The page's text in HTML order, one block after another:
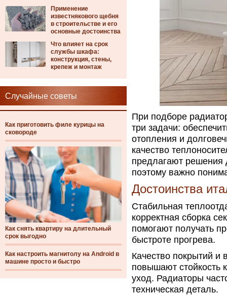
Применение
известнякового щебня
в строительстве и его
основные достоинства
Что влияет на срок
службы шкафа:
конструкция, стены,
крепеж и монтаж
Случайные советы
Как приготовить филе курицы на
сковороде
Как снять квартиру на длительный
срок выгодно
Как настроить магнитолу на Android в
машине просто и быстро
При подборе
три задачи:
отопления и
качество
предлагают решения
поэтому важно
Достоинства
Стабильная
корректная сборка
помогают получать
быстроте прогрева.
Качество покрытий
повышают стойкость
уход. Радиаторы
техническая деталь.